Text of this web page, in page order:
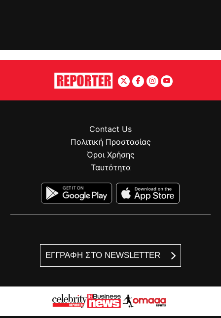
ΕΓΓΡΑΦΗ ΣΤΟ NEWSLETTER
Contact Us
Πολιτική Προστασίας
Όροι Χρήσης
Ταυτότητα